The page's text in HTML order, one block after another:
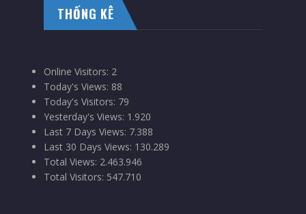
THỐNG KÊ
Online Visitors: 2
Today's Views: 88
Today's Visitors: 79
Yesterday's Views: 1.920
Last 7 Days Views: 7.388
Last 30 Days Views: 130.289
Total Views: 2.463.946
Total Visitors: 547.710